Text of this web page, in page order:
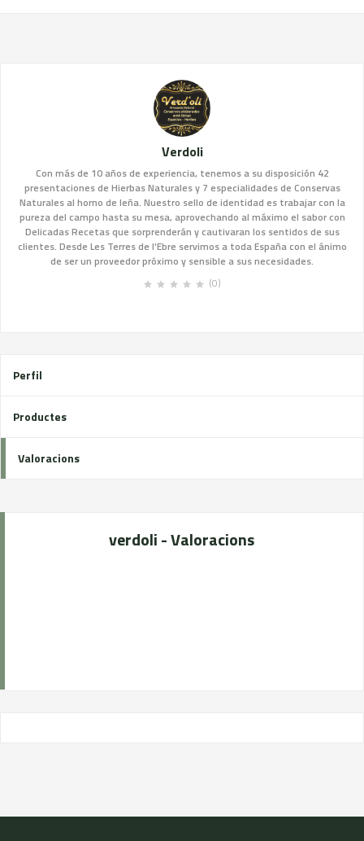
Verdoli
Con más de 10 años de experiencia, tenemos a su disposición 42
presentaciones de Hierbas Naturales y 7 especialidades de Conservas
Naturales al horno de leña. Nuestro sello de identidad es trabajar con la
pureza del campo hasta su mesa, aprovechando al máximo el sabor con
Delicadas Recetas que sorprenderán y cautivaran los sentidos de sus
clientes. Desde Les Terres de l'Ebre servimos a toda España con el ánimo
de ser un proveedor próximo y sensible a sus necesidades.
(0)
Perfil
Productes
Valoracions
verdoli - Valoracions